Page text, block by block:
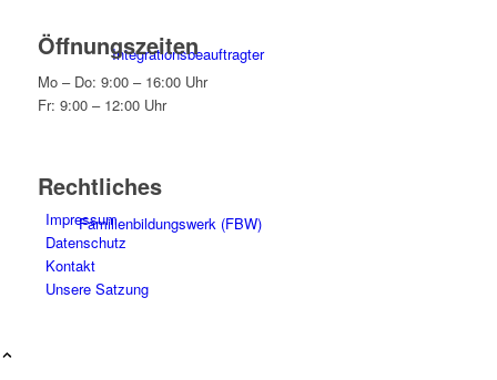
Integrationsbeauftragter
Familienbildungswerk (FBW)
Öffnungszeiten
Mo – Do: 9:00 – 16:00 Uhr
Fr: 9:00 – 12:00 Uhr
Rechtliches
Impressum
Datenschutz
Kontakt
Unsere Satzung